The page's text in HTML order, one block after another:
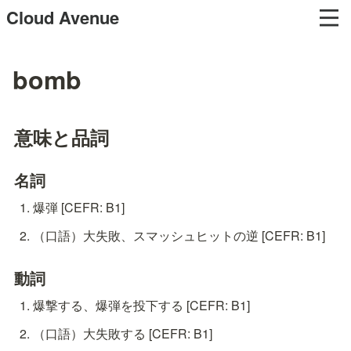
Cloud Avenue
bomb
意味と品詞
名詞
爆弾 [CEFR: B1]
（口語）大失敗、スマッシュヒットの逆 [CEFR: B1]
動詞
爆撃する、爆弾を投下する [CEFR: B1]
（口語）大失敗する [CEFR: B1]